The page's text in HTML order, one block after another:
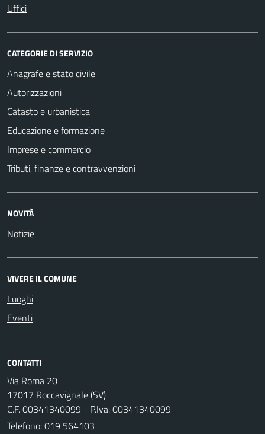
Uffici
CATEGORIE DI SERVIZIO
Anagrafe e stato civile
Autorizzazioni
Catasto e urbanistica
Educazione e formazione
Imprese e commercio
Tributi, finanze e contravvenzioni
NOVITÀ
Notizie
VIVERE IL COMUNE
Luoghi
Eventi
CONTATTI
Via Roma 20
17017 Roccavignale (SV)
C.F. 00341340099 - P.Iva: 00341340099
Telefono:019 564103